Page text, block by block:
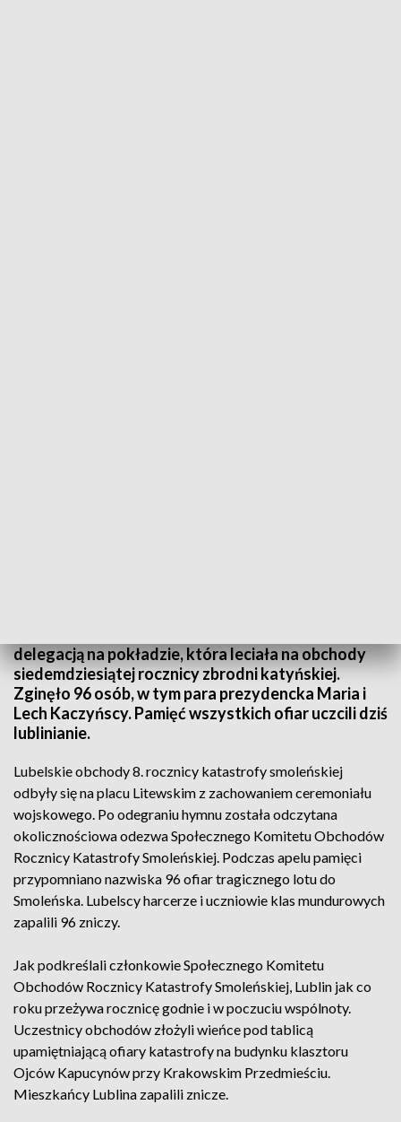
delegacją na pokładzie, która leciała na obchody
siedemdziesiątej rocznicy zbrodni katyńskiej.
Zginęło 96 osób, w tym para prezydencka Maria i
Lech Kaczyńscy. Pamięć wszystkich ofiar uczcili dziś
lublinianie.
Lubelskie obchody 8. rocznicy katastrofy smoleńskiej
odbyły się na placu Litewskim z zachowaniem ceremoniału
wojskowego. Po odegraniu hymnu została odczytana
okolicznościowa odezwa Społecznego Komitetu Obchodów
Rocznicy Katastrofy Smoleńskiej. Podczas apelu pamięci
przypomniano nazwiska 96 ofiar tragicznego lotu do
Smoleńska. Lubelscy harcerze i uczniowie klas mundurowych
zapalili 96 zniczy.
Jak podkreślali członkowie Społecznego Komitetu
Obchodów Rocznicy Katastrofy Smoleńskiej, Lublin jak co
roku przeżywa rocznicę godnie i w poczuciu wspólnoty.
Uczestnicy obchodów złożyli wieńce pod tablicą
upamiętniającą ofiary katastrofy na budynku klasztoru
Ojców Kapucynów przy Krakowskim Przedmieściu.
Mieszkańcy Lublina zapalili znicze.